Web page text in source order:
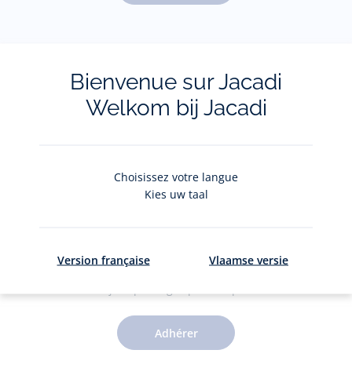
Le Club Jacadi
Adhérer
Bienvenue sur Jacadi
Welkom bij Jacadi
Choisissez votre langue
Kies uw taal
Version française Vlaamse versie